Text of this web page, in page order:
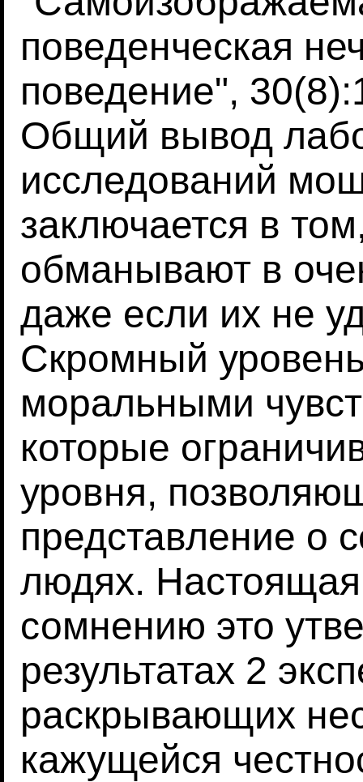
поведенческая
поведение",
Общий вывод
исследований
заключается в
обманывают в
даже если их не
Скромный
моральными
которые
уровня,
представление о
людях. Настоящая
сомнению это
результатах 2
раскрывающих
кажущейся